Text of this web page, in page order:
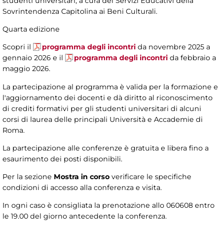
Sovrintendenza Capitolina ai Beni Culturali.
Quarta edizione
Scopri il programma degli incontri da novembre 2025 a
gennaio 2026 e il
programma degli incontri da febbraio a
maggio 2026.
La partecipazione al programma è valida per la formazione e
l'aggiornamento dei docenti e dà diritto al riconoscimento
di crediti formativi per gli studenti universitari di alcuni
corsi di laurea delle principali Università e Accademie di
Roma.
La partecipazione alle conferenze è gratuita e libera fino a
esaurimento dei posti disponibili.
Per la sezione Mostra in corso verificare le specifiche
condizioni di accesso alla conferenza e visita.
In ogni caso è consigliata la prenotazione allo 060608 entro
le 19.00 del giorno antecedente la conferenza.